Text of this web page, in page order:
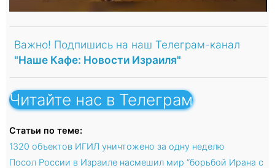
Важно! Подпишись на наш Телеграм-канал
"Наше Кафе: Новости Израиля"
Читайте нас в Телеграм
Статьи по теме:
1320 объектов ИГИЛ уничтожено за одну неделю
Посол России в Израиле насмешил мир “борьбой Ирана с